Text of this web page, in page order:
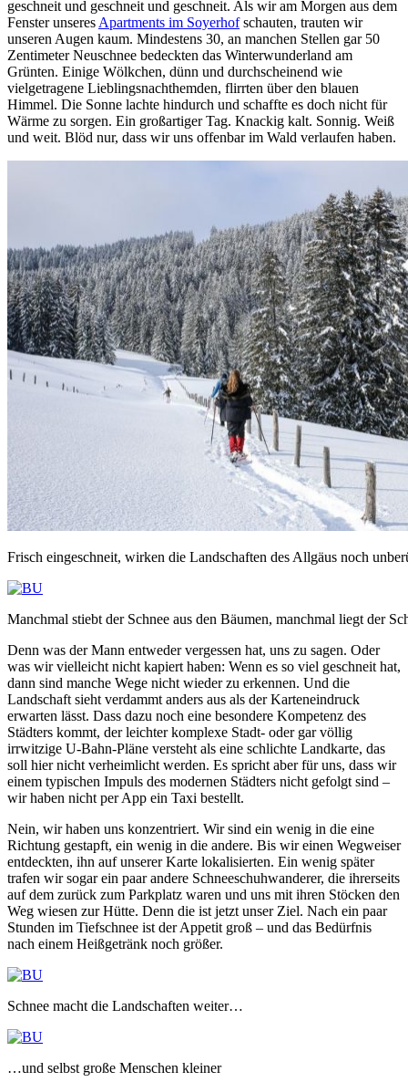
geschneit und geschneit und geschneit. Als wir am Morgen aus dem
Fenster unseres Apartments im Soyerhofschauten, trauten wir
unseren Augen kaum. Mindestens 30, an manchen Stellen gar 50
Zentimeter Neuschnee bedeckten das Winterwunderland am
Grünten. Einige Wölkchen, dünn und durchscheinend wie
vielgetragene Lieblingsnachthemden, flirrten über den blauen
Himmel. Die Sonne lachte hindurch und schaffte es doch nicht für
Wärme zu sorgen. Ein großartiger Tag. Knackig kalt. Sonnig. Weiß
und weit. Blöd nur, dass wir uns offenbar im Wald verlaufen haben.
Frisch eingeschneit, wirken die Landschaften des Allgäus noch
Manchmal stiebt der Schnee aus den Bäumen, manchmal liegt der
Denn was der Mann entweder vergessen hat, uns zu sagen. Oder
was wir vielleicht nicht kapiert haben: Wenn es so viel geschneit hat,
dann sind manche Wege nicht wieder zu erkennen. Und die
Landschaft sieht verdammt anders aus als der Karteneindruck
erwarten lässt. Dass dazu noch eine besondere Kompetenz des
Städters kommt, der leichter komplexe Stadt- oder gar völlig
irrwitzige U-Bahn-Pläne versteht als eine schlichte Landkarte, das
soll hier nicht verheimlicht werden. Es spricht aber für uns, dass wir
einem typischen Impuls des modernen Städters nicht gefolgt sind –
wir haben nicht per App ein Taxi bestellt.
Nein, wir haben uns konzentriert. Wir sind ein wenig in die eine
Richtung gestapft, ein wenig in die andere. Bis wir einen Wegweiser
entdeckten, ihn auf unserer Karte lokalisierten. Ein wenig später
trafen wir sogar ein paar andere Schneeschuhwanderer, die ihrerseits
auf dem zurück zum Parkplatz waren und uns mit ihren Stöcken den
Weg wiesen zur Hütte. Denn die ist jetzt unser Ziel. Nach ein paar
Stunden im Tiefschnee ist der Appetit groß – und das Bedürfnis
nach einem Heißgetränk noch größer.
Schnee macht die Landschaften weiter…
…und selbst große Menschen kleiner